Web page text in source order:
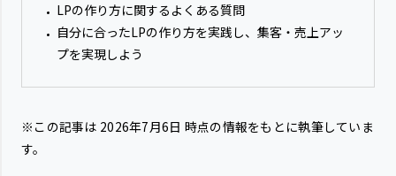
LPの作り方に関するよくある質問
自分に合ったLPの作り方を実践し、集客・売上アッ
プを実現しよう
※この記事は 2026年7月6日 時点の情報をもとに執筆していま
す。